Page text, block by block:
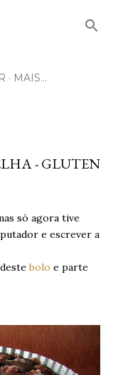
MAIS…
- GLUTEN
só agora tive
e escrever a
bolo e parte